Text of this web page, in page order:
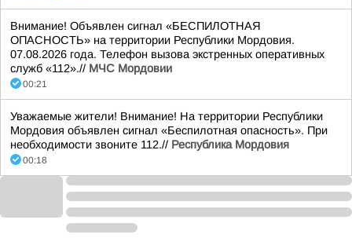
Внимание! Объявлен сигнал «БЕСПИЛОТНАЯ
ОПАСНОСТЬ» на территории Республики Мордовия.
07.08.2026 года. Телефон вызова экстренных оперативных
служб «112».// МЧС Мордовии
00:21
Уважаемые жители! Внимание! На территории Республики
Мордовия объявлен сигнал «Беспилотная опасность». При
необходимости звоните 112.// Республика Мордовия
00:18